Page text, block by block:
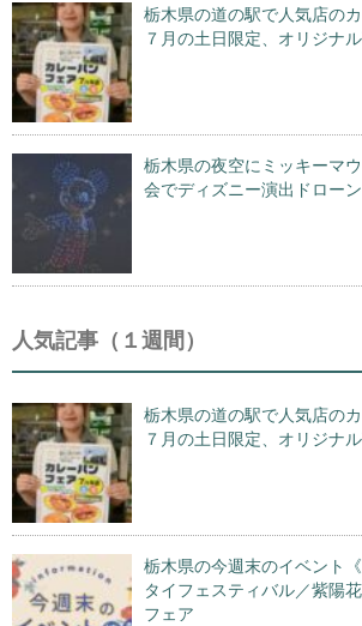
栃木県の道の駅で人気店の
７月の土日限定、オリジナ
栃木県の夜空にミッキーマ
会でディズニー演出ドロー
人気記事（１週間）
栃木県の道の駅で人気店の
７月の土日限定、オリジナ
栃木県の今週末のイベント
タイフェスティバル／紫陽
フェア